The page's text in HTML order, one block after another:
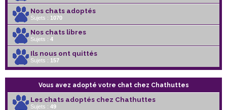
Nos chats adoptés
Sujets : 1070
Nos chats libres
Sujets : 4
Ils nous ont quittés
Sujets : 157
Vous avez adopté votre chat chez Chathuttes
Les chats adoptés chez Chathuttes
Sujets : 49